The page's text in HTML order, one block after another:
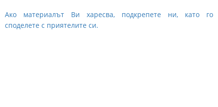
Ако материалът Ви харесва, подкрепете ни, като го
споделете с приятелите си.